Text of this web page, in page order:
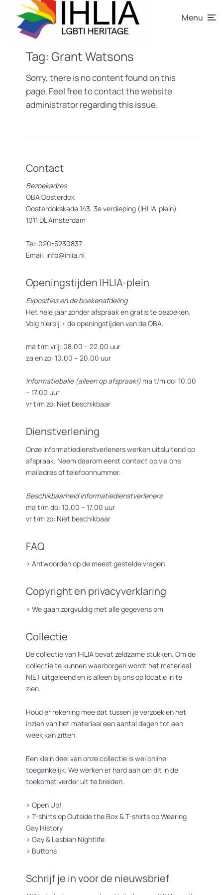
Menu
Tag: Grant Watsons
Sorry, there is no content found on this
page. Feel free to contact the website
administrator regarding this issue.
Contact
Bezoekadres
OBA Oosterdok
Oosterdokskade 143, 3e verdieping (IHLIA-plein)
1011 DL Amsterdam
Tel: 020-5230837
Email: info@ihlia.nl
Openingstijden IHLIA-plein
Exposities en de boekenafdeling
Het hele jaar zonder afspraak en gratis te bezoeken.
Volg hierbij > de openingstijden van de OBA.
ma t/m vrij: 08.00 – 22.00 uur
za en zo: 10.00 – 20.00 uur
Informatiebalie (alleen op afspraak!) ma t/m do: 10.00
– 17.00 uur
vr t/m zo: Niet beschikbaar
Dienstverlening
Onze informatiedienstverleners werken uitsluitend op
afspraak. Neem daarom eerst contact op via ons
mailadres of telefoonnummer.
Beschikbaarheid informatiedienstverleners
ma t/m do: 10.00 – 17.00 uur
vr t/m zo: Niet beschikbaar
FAQ
> Antwoorden op de meest gestelde vragen
Copyright en privacyverklaring
> We gaan zorgvuldig met alle gegevens om
Collectie
De collectie van IHLIA bevat zeldzame stukken. Om de
collectie te kunnen waarborgen wordt het materiaal
NIET uitgeleend en is alleen bij ons op locatie in te
zien.
Houd er rekening mee dat tussen je verzoek en het
inzien van het materiaal een aantal dagen tot een
week kan zitten.
Een klein deel van onze collectie is wel online
toegankelijk. We werken er hard aan om dit in de
toekomst verder uit te breiden.
> Open Up!
> T-shirts op Outside the Box&T-shirts op Wearing
Gay History
> Gay & Lesbian Nightlife
> Buttons
Schrijf je in voor de nieuwsbrief